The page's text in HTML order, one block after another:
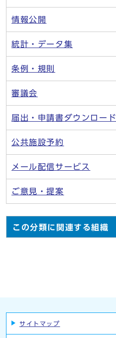
情報公開
統計・データ集
条例・規則
審議会
届出・申請書ダウンロード
公共施設予約
メール配信サービス
ご意見・提案
この分類に関連する組織
サイトマップ